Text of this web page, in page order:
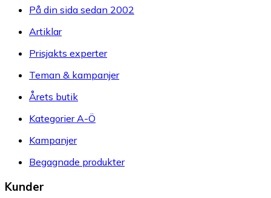
På din sida sedan 2002
Artiklar
Prisjakts experter
Teman & kampanjer
Årets butik
Kategorier A-Ö
Kampanjer
Begagnade produkter
Kunder